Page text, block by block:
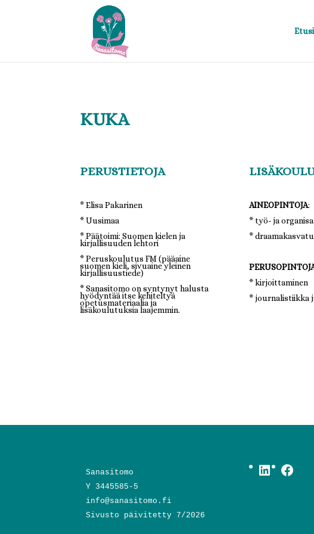
KUKA
PERUSTIETOJA
* Elisa Pakarinen
* Uusimaa
* Päätoimi: Suomen kielen ja
kirjallisuuden lehtori
* Peruskoulutus FM (pääaine
suomen kieli, sivuaine yleinen
kirjallisuustiede)
* Sanasitomo on syntynyt halusta
hyödyntää itse kehiteltyä
opetusmateriaalia ja
lisäkoulutuksia laajemmin.
AINEOPINTOJA:
* työ- ja
*
* kirjoittaminen
* journalistiikka
Sanasitomo
Y 3445585-5
info@sanasitomo.fi
Sivusto päivitetty 7/2026
LinkedIn